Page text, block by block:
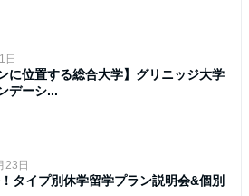
日
に位置する総合大学】グリニッジ大学
デーシ...
23日
タイプ別休学留学プラン説明会&個別